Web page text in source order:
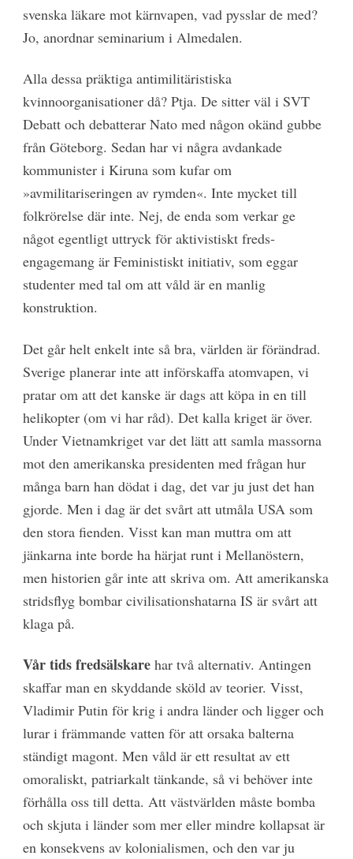
svenska läkare mot kärnvapen, vad pysslar de med?
Jo, anordnar seminarium i Almedalen.
Alla dessa präktiga antimilitäristiska
kvinnoorganisationer då? Ptja. De sitter väl i SVT
Debatt och debatterar Nato med någon okänd gubbe
från Göteborg. Sedan har vi några avdankade
kommunister i Kiruna som kufar om
»avmilitariseringen av rymden«. Inte mycket till
folkrörelse där inte. Nej, de enda som verkar ge
något egentligt uttryck för aktivistiskt freds­
engagemang är Feministiskt initiativ, som eggar
studenter med tal om att våld är en manlig
konstruktion.
Det går helt enkelt inte så bra, världen är förändrad.
Sverige planerar inte att införskaffa atomvapen, vi
pratar om att det kanske är dags att köpa in en till
helikopter (om vi har råd). Det kalla kriget är över.
Under Vietnamkriget var det lätt att samla massorna
mot den amerikanska presidenten med frågan hur
många barn han dödat i dag, det var ju just det han
gjorde. Men i dag är det svårt att utmåla USA som
den stora fienden. Visst kan man muttra om att
jänkarna inte borde ha härjat runt i Mellanöstern,
men historien går inte att skriva om. Att amerikanska
stridsflyg bombar civilisationshatarna IS är svårt att
klaga på.
Vår tids fredsälskarehar två alternativ. Antingen
skaffar man en skyddande sköld av teorier. Visst,
Vladimir Putin för krig i andra länder och ligger och
lurar i främmande vatten för att orsaka balterna
ständigt magont. Men våld är ett resultat av ett
omoraliskt, patriarkalt tänkande, så vi behöver inte
förhålla oss till detta. Att västvärlden måste bomba
och skjuta i länder som mer eller mindre kollapsat är
en konsekvens av kolonialismen, och den var ju